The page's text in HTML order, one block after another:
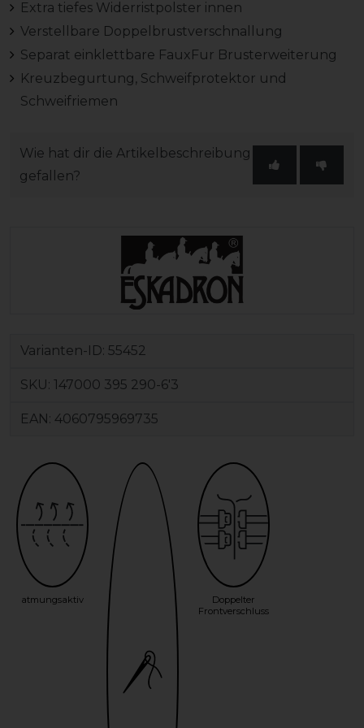
Extra tiefes Widerristpolster innen
Verstellbare Doppelbrustverschnallung
Separat einklettbare FauxFur Brusterweiterung
Kreuzbegurtung, Schweifprotektor und
Schweifriemen
Wie hat dir die Artikelbeschreibung
gefallen?
Varianten-ID: 55452
SKU: 147000 395 290-6'3
EAN: 4060795969735
atmungsaktiv
Doppelter
Frontverschluss